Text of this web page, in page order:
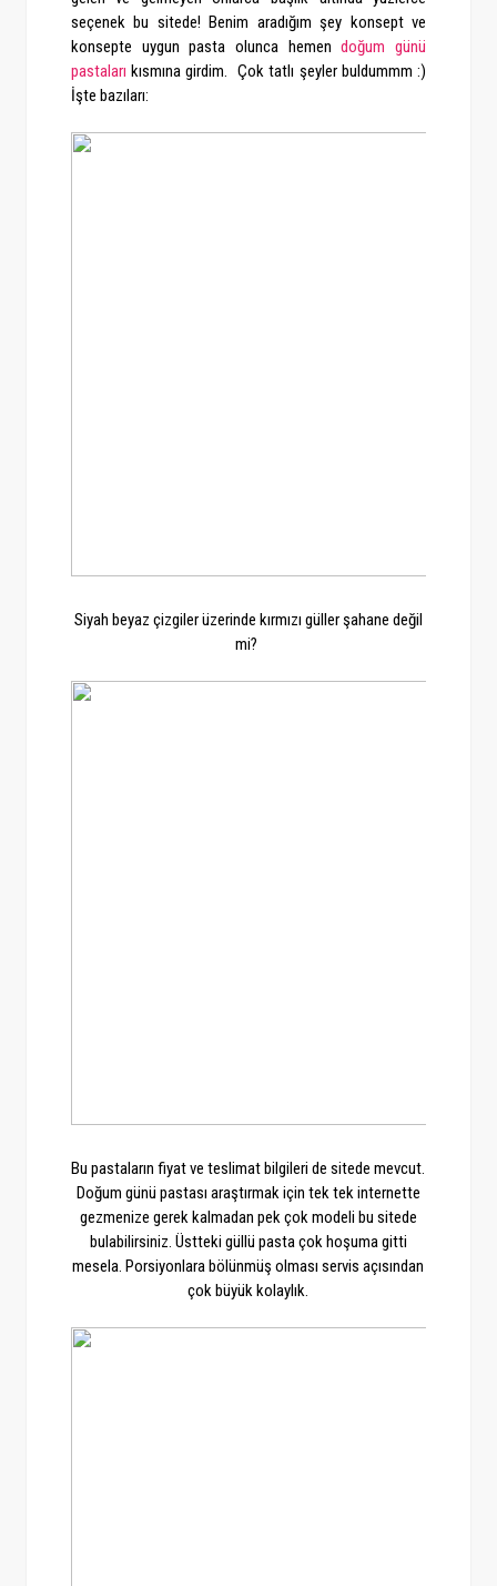
seçenek bu sitede! Benim aradığım şey konsept ve
konsepte uygun pasta olunca hemendoğum günü
pastaları kısmına girdim. Çok tatlı şeyler buldummm :)
İşte bazıları:
Siyah beyaz çizgiler üzerinde kırmızı güller şahane değil
mi?
Bu pastaların fiyat ve teslimat bilgileri de sitede mevcut.
Doğum günü pastası araştırmak için tek tek internette
gezmenize gerek kalmadan pek çok modeli bu sitede
bulabilirsiniz. Üstteki güllü pasta çok hoşuma gitti
mesela. Porsiyonlara bölünmüş olması servis açısından
çok büyük kolaylık.